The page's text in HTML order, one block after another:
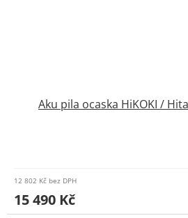
Aku pila ocaska HiKOKI /
12 802 Kč bez DPH
15 490 Kč